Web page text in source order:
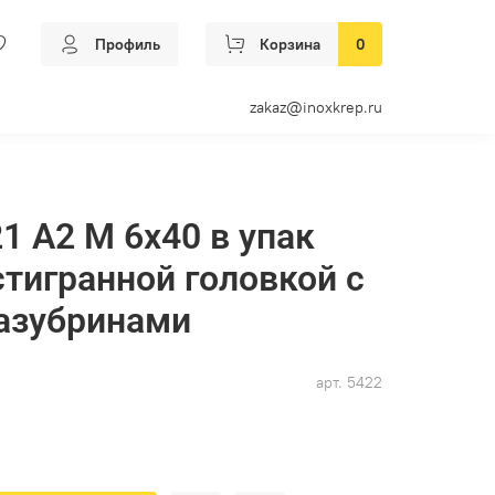
Профиль Корзина 0
zakaz@inoxkrep.ru
арт. 5422
А2 M 6х40 в упак
головкой с